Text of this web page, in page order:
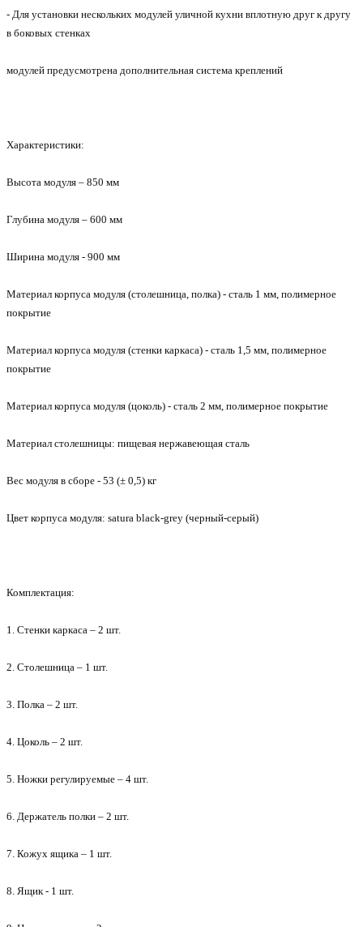
- Для установки нескольких модулей уличной кухни вплотную друг к другу
в боковых стенках
модулей предусмотрена дополнительная система креплений
Характеристики:
Высота модуля – 850 мм
Глубина модуля – 600 мм
Ширина модуля - 900 мм
Материал корпуса модуля (столешница, полка) - сталь 1 мм, полимерное
покрытие
Материал корпуса модуля (стенки каркаса) - сталь 1,5 мм, полимерное
покрытие
Материал корпуса модуля (цоколь) - сталь 2 мм, полимерное покрытие
Материал столешницы: пищевая нержавеющая сталь
Вес модуля в сборе - 53 (± 0,5) кг
Цвет корпуса модуля: satura black-grey (черный-серый)
Комплектация:
1. Стенки каркаса – 2 шт.
2. Столешница – 1 шт.
3. Полка – 2 шт.
4. Цоколь – 2 шт.
5. Ножки регулируемые – 4 шт.
6. Держатель полки – 2 шт.
7. Кожух ящика – 1 шт.
8. Ящик - 1 шт.